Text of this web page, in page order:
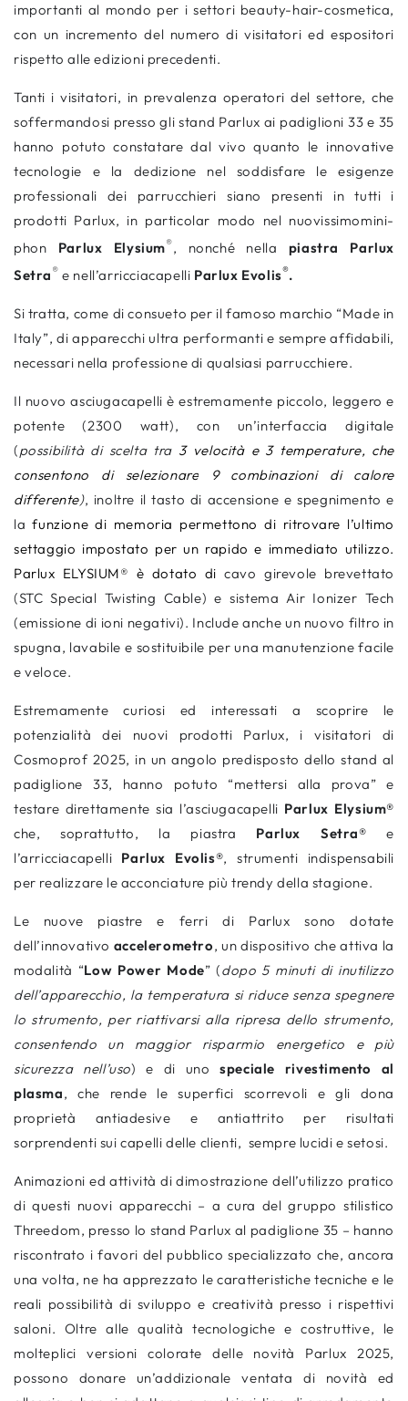
importanti al mondo per i settori beauty-hair-cosmetica,
con un incremento del numero di visitatori ed espositori
rispetto alle edizioni precedenti.
Tanti i visitatori, in prevalenza operatori del settore, che
soffermandosi presso gli stand Parlux ai padiglioni 33 e 35
hanno potuto constatare dal vivo quanto le innovative
tecnologie e la dedizione nel soddisfare le esigenze
professionali dei parrucchieri siano presenti in tutti i
prodotti Parlux, in particolar modo nel nuovissimomini-
phon Parlux Elysium®, nonché nella piastra Parlux
Setra® e nell’arricciacapelli Parlux Evolis®.
Si tratta, come di consueto per il famoso marchio “Made in
Italy”, di apparecchi ultra performanti e sempre affidabili,
necessari nella professione di qualsiasi parrucchiere.
Il nuovo asciugacapelli è estremamente piccolo, leggero e
potente (2300 watt), con un’interfaccia digitale
(possibilità di scelta tra 3 velocità e 3 temperature, che
consentono di selezionare
9 combinazioni di calore
differente), inoltre il tasto di accensione e spegnimento e
lafunzione di memoria permettono di ritrovare l’ultimo
settaggio impostato per un rapido e immediato utilizzo.
Parlux ELYSIUM® è dotato dicavo girevole brevettato
(STC Special Twisting Cable) e sistema Air Ionizer Tech
(emissione di ioni negativi). Include anche un nuovo filtro in
spugna, lavabile e sostituibile per una manutenzione facile
e veloce.
Estremamente curiosi ed interessati a scoprire le
potenzialità dei nuovi prodotti Parlux, i visitatori di
Cosmoprof 2025, in un angolo predisposto dello stand al
padiglione 33, hanno potuto “mettersi alla prova” e
testare direttamente sia l’asciugacapelli Parlux Elysium®
che, soprattutto, la piastra Parlux Setra® e
l’arricciacapelli Parlux Evolis®,
strumenti indispensabili
per realizzare le acconciature più trendy della stagione.
Le nuove piastre e ferri di Parlux sono dotate
dell’innovativo accelerometro, un dispositivo che attiva la
modalità “Low Power Mode” (dopo 5 minuti di inutilizzo
dell’apparecchio, la temperatura si riduce senza spegnere
lo strumento, per riattivarsi alla ripresa dello strumento,
consentendo un maggior risparmio energetico e più
sicurezza nell’uso) e di unospeciale rivestimento al
plasma, che rende le superfici scorrevoli e gli dona
proprietà antiadesive e antiattrito per risultati
sorprendenti sui capelli delle clienti, sempre lucidi e setosi.
Animazioni ed attività di dimostrazione dell’utilizzo pratico
di questi nuovi apparecchi – a cura del gruppo stilistico
Threedom, presso lo stand Parlux al padiglione 35 – hanno
riscontrato i favori del pubblico specializzato che, ancora
una volta, ne ha apprezzato le caratteristiche tecniche e le
reali possibilità di sviluppo e creatività presso i rispettivi
saloni. Oltre alle qualità tecnologiche e costruttive, le
molteplici versioni colorate delle novità Parlux 2025,
possono donare un’addizionale ventata di novità ed